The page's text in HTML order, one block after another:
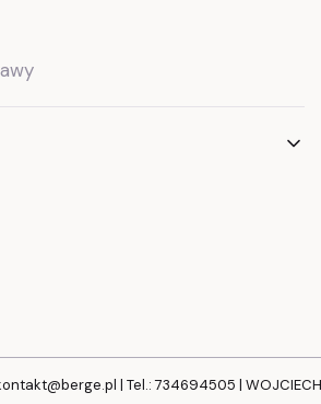
| Tel.: 734694505 | WOJCIECH